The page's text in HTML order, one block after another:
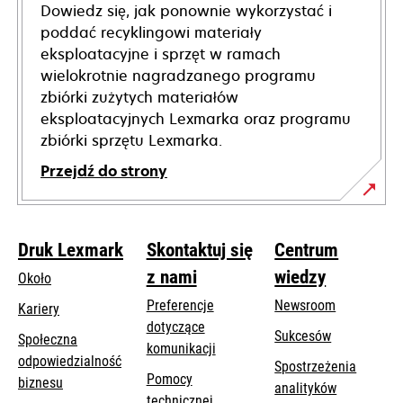
Dowiedz się, jak ponownie wykorzystać i
poddać recyklingowi materiały
eksploatacyjne i sprzęt w ramach
wielokrotnie nagradzanego programu
zbiórki zużytych materiałów
eksploatacyjnych Lexmarka oraz programu
zbiórki sprzętu Lexmarka.
Przejdź do strony
Druk Lexmark
Około
Kariery
Społeczna
odpowiedzialność
biznesu
Skontaktuj się
z nami
Preferencje
dotyczące
komunikacji
Pomocy
Centrum
wiedzy
Newsroom
Sukcesów
Spostrzeżenia
analityków